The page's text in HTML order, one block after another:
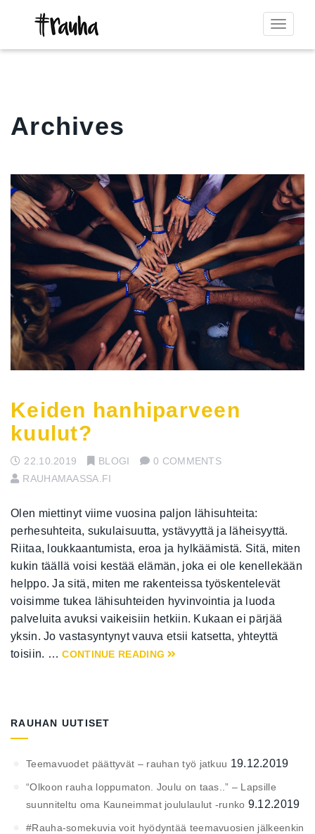
Toggle
Archives
Keiden hanhiparveen
kuulut?
22.10.2019 BLOGI
0 COMMENTS
RAUHAMAASSA.FI
Olen miettinyt viime vuosina paljon lähisuhteita:
perhesuhteita, sukulaisuutta, ystävyyttä ja läheisyyttä.
Riitaa, loukkaantumista, eroa ja hylkäämistä. Sitä, miten
kukin täällä voisi kestää elämän, joka ei ole kenellekään
helppo. Ja sitä, miten me rakenteissa työskentelevät
voisimme tukea lähisuhteiden hyvinvointia ja luoda
palveluita avuksi vaikeisiin hetkiin. Kukaan ei pärjää
yksin. Jo vastasyntynyt vauva etsii katsetta, yhteyttä
toisiin. …CONTINUE READING
RAUHAN UUTISET
Teemavuodet päättyvät – rauhan työ jatkuu 19.12.2019
“Olkoon rauha loppumaton. Joulu on taas..” – Lapsille
suunniteltu oma Kauneimmat joululaulut -runko 9.12.2019
#Rauha-somekuvia voit hyödyntää teemavuosien jälkeenkin